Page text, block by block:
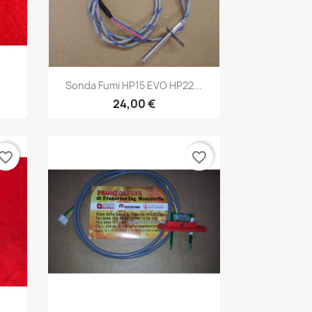
Anteprima
Sonda Fumi HP15 EVO HP22...
24,00 €
favorite_border